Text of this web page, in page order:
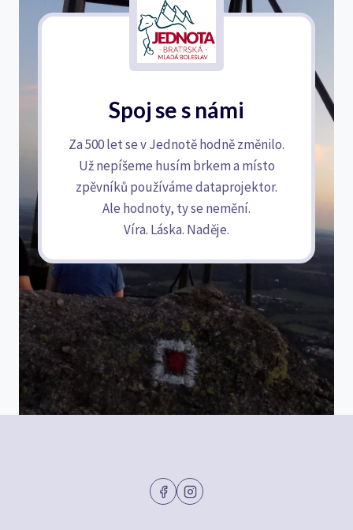
Spoj se s námi
Za 500 let se v Jednotě hodně změnilo.
Už nepíšeme husím brkem a místo
zpěvníků používáme dataprojektor.
Ale hodnoty, ty se nemění.
Víra. Láska. Naděje.